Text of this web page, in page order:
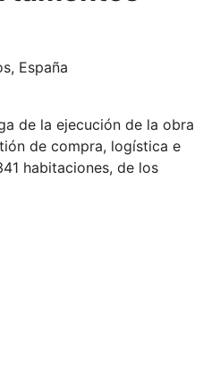
España
de la ejecución de la obra
de compra, logística e
habitaciones, de los